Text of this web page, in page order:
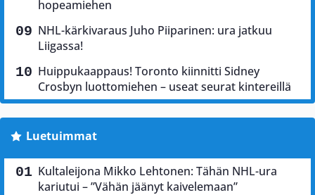
hopeamiehen
NHL-kärkivaraus Juho Piiparinen: ura jatkuu
Liigassa!
Huippukaappaus! Toronto kiinnitti Sidney
Crosbyn luottomiehen – useat seurat kintereillä
Luetuimmat
Kultaleijona Mikko Lehtonen: Tähän NHL-ura
kariutui – ”Vähän jäänyt kaivelemaan”